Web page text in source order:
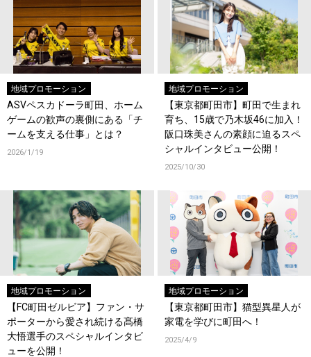
地域プロモーション
ASVペスカドーラ町田、ホーム
ゲームの歓声の裏側にある「チ
ームを支える仕事」とは？
2026/1/19
地域プロモーション
【東京都町田市】町田で生まれ
育ち、15歳で乃木坂46に加入！
阪口珠美さんの素顔に迫るスペ
シャルインタビュー公開！
2025/10/30
地域プロモーション
【FC町田ゼルビア】ファン・サ
ポーターから愛され続ける髙橋
大悟選手のスペシャルインタビ
ューを公開！
地域プロモーション
【東京都町田市】猫型異星人が
家電を学びに町田へ！
2025/4/9